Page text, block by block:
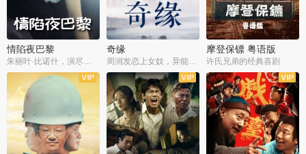
情陷夜巴黎
朱丽叶·比诺什，演尽失爱之痛
奇缘
周润发恋上女奴，异能护体战邪派
摩登保镖 粤语版
许氏兄弟的经典喜剧